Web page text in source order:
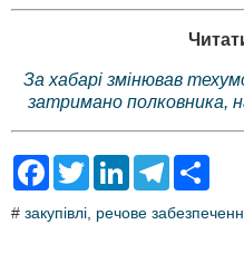
За хабарі змінював
затримано полковника,
F
e
T
t
L
k
T
e
r
# закупівлі, речове